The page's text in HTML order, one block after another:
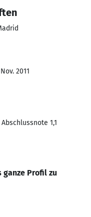
2011
1,1
ganze Profil zu